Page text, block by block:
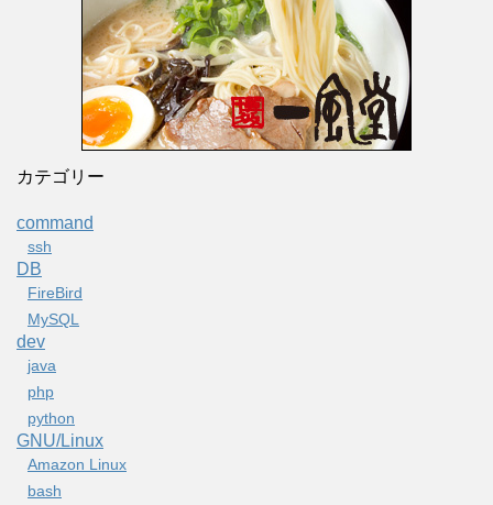
カテゴリー
command
ssh
DB
FireBird
MySQL
dev
java
php
python
GNU/Linux
Amazon Linux
bash